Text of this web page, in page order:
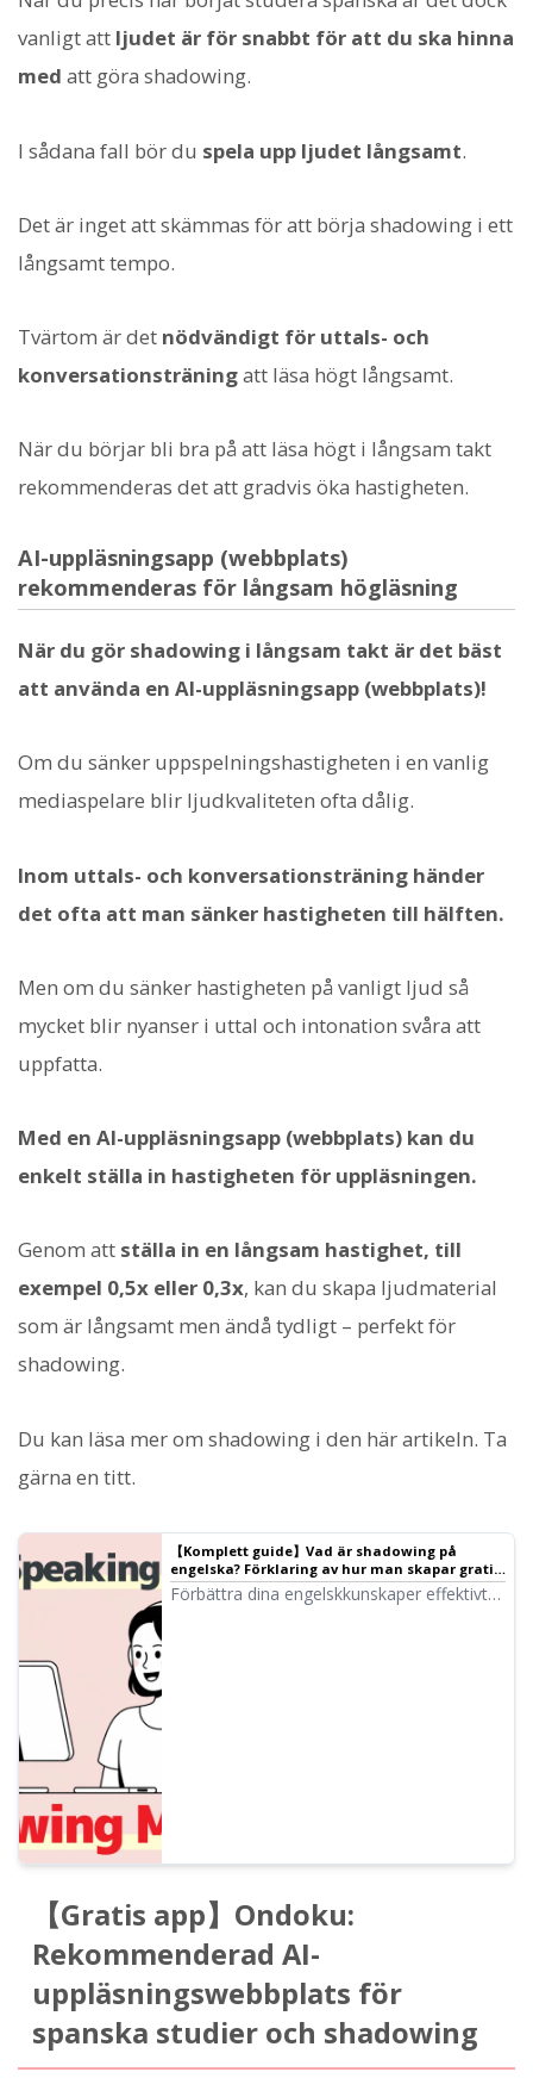
vanligt att ljudet är för snabbt för att du ska hinna
med att göra shadowing.
I sådana fall bör du spela upp ljudet långsamt.
Det är inget att skämmas för att börja shadowing i ett
långsamt tempo.
Tvärtom är det nödvändigt för uttals- och
konversationsträningatt läsa högt långsamt.
När du börjar bli bra på att läsa högt i långsam takt
rekommenderas det att gradvis öka hastigheten.
AI-uppläsningsapp (webbplats)
rekommenderas för långsam högläsning
När du gör shadowing i långsam takt är det bäst
att använda en AI-uppläsningsapp (webbplats)!
Om du sänker uppspelningshastigheten i en vanlig
mediaspelare blir ljudkvaliteten ofta dålig.
Inom uttals- och konversationsträning händer
det ofta att man sänker hastigheten till hälften.
Men om du sänker hastigheten på vanligt ljud så
mycket blir nyanser i uttal och intonation svåra att
uppfatta.
Med en AI-uppläsningsapp (webbplats) kan du
enkelt ställa in hastigheten för uppläsningen.
Genom att ställa in en långsam hastighet, till
exempel 0,5x eller 0,3x, kan du skapa ljudmaterial
som är långsamt men ändå tydligt – perfekt för
shadowing.
Du kan läsa mer om shadowing i den här artikeln. Ta
gärna en titt.
【Komplett guide】Vad är shadowing på
engelska? Förklaring av hur man skapar gratis
material! | Text-till-tal programvara Ondoku
Förbättra dina engelskkunskaper effektivt
【Gratis app】Ondoku:
Rekommenderad AI-
uppläsningswebbplats för
spanska studier och shadowing